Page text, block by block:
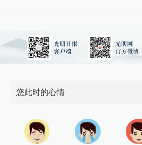
您此时的心情